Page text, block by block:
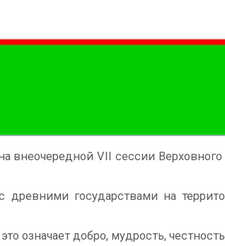
внеочередной VII сессии
государствами на
означает добро, мудрость,